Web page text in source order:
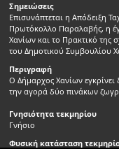
Σημειώσεις
Επισυνάπτεται η Απόδειξη
Πρωτόκολλο Παραλαβής, η
Χανίων και το Πρακτικό της
του Δημοτικού Συμβουλίου
Περιγραφή
Ο Δήμαρχος Χανίων
την αγορά δύο πινάκων
Γνησιότητα τεκμηρίου
Γνήσιο
Φυσική κατάσταση